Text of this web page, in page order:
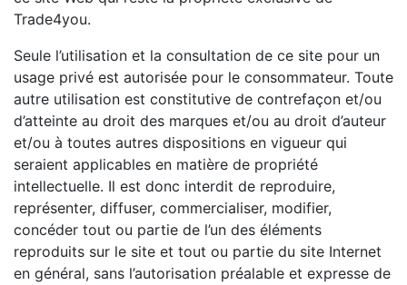
Trade4you.
Seule l’utilisation et la consultation de ce site pour un
usage privé est autorisée pour le consommateur. Toute
autre utilisation est constitutive de contrefaçon et/ou
d’atteinte au droit des marques et/ou au droit d’auteur
et/ou à toutes autres dispositions en vigueur qui
seraient applicables en matière de propriété
intellectuelle. Il est donc interdit de reproduire,
représenter, diffuser, commercialiser, modifier,
concéder tout ou partie de l’un des éléments
reproduits sur le site et tout ou partie du site Internet
en général, sans l’autorisation préalable et expresse de